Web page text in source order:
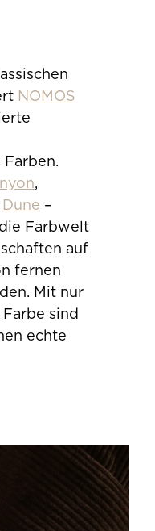
NOMOS
,
Dune –
Farbwelt
auf
fernen
Mit nur
sind
echte